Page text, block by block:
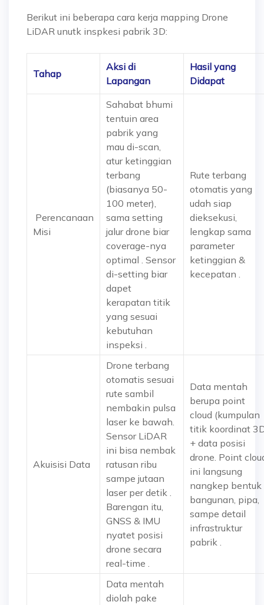
Berikut ini beberapa cara kerja mapping Drone
LiDAR unutk inspkesi pabrik 3D:
Tahap
Aksi di
Lapangan
Hasil yang
Didapat
Perencanaan
Misi
Sahabat bhumi
tentuin area
pabrik yang
mau di-scan,
atur ketinggian
terbang
(biasanya 50-
100 meter),
sama setting
jalur drone biar
coverage-nya
optimal . Sensor
di-setting biar
dapet
kerapatan titik
yang sesuai
kebutuhan
inspeksi .
Rute terbang
otomatis yang
udah siap
dieksekusi,
lengkap sama
parameter
ketinggian &
kecepatan .
Akuisisi Data
Drone terbang
otomatis sesuai
rute sambil
nembakin pulsa
laser ke bawah.
Sensor LiDAR
ini bisa nembak
ratusan ribu
sampe jutaan
laser per detik .
Barengan itu,
GNSS & IMU
nyatet posisi
drone secara
real-time .
Data mentah
berupa point
cloud (kumpulan
titik koordinat
+ data posisi
drone. Point
ini langsung
nangkep bentuk
bangunan, pipa,
sampe detail
infrastruktur
pabrik .
Data mentah
diolah pake